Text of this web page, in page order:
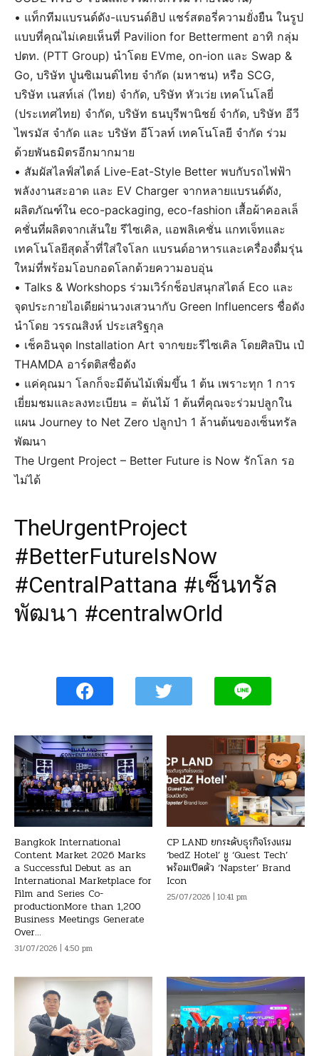
• แท็กทีมแบรนด์ดัง-แบรนด์ฮิป แชร์สตอรี่ความยั่งยืน ในรูป
แบบที่คุณไม่เคยเห็นที่ Pavilion for Betterment อาทิ กลุ่ม
ปตท. (PTT Group) นำโดย EVme, on-ion และ Swap &
Go, บริษัท ปูนซิเมนต์ไทย จำกัด (มหาชน) หรือ SCG,
บริษัท เนสท์เล่ (ไทย) จำกัด, บริษัท หัวเว่ย เทคโนโลยี่
(ประเทศไทย) จํากัด, บริษัท ธนบุรีพานิชย์ จำกัด, บริษัท อีวี
ไพรมัส จำกัด และ บริษัท อีโวลท์ เทคโนโลยี จำกัด ร่วม
ด้วยพันธมิตรอีกมากมาย
• สัมผัสไลฟ์สไตล์ Live-Eat-Style Better พบกับรถไฟฟ้า
พลังงานสะอาด และ EV Charger จากหลายแบรนด์ดัง,
ผลิตภัณฑ์ใน eco-packaging, eco-fashion เสื้อผ้าคอลเล็
คชั่นที่ผลิตจากเส้นใย รีไซเคิล, แอพลิเคชั่น แกทเจ็ทและ
เทคโนโลยีสุดล้ำที่ใส่ใจโลก แบรนด์อาหารและเครื่องดื่มรุ่น
ใหม่ที่พร้อมโอบกอดโลกด้วยความอบอุ่น
• Talks & Workshops ร่วมเวิร์กช็อปสนุกสไตล์ Eco และ
จุดประกายไอเดียผ่านวงเสวนากับ Green Influencers ชื่อดัง
นำโดย วรรณสิงห์ ประเสริฐกุล
• เช็คอินจุด Installation Art จากขยะรีไซเคิล โดยศิลปิน เป๋
THAMDA อาร์ตติสชื่อดัง
• แค่คุณมา โลกก็จะมีต้นไม้เพิ่มขึ้น 1 ต้น เพราะทุก 1 การ
เยี่ยมชมและลงทะเบียน = ต้นไม้ 1 ต้นที่คุณจะร่วมปลูกใน
แผน Journey to Net Zero ปลูกป่า 1 ล้านต้นของเซ็นทรัล
พัฒนา
The Urgent Project – Better Future is Now รักโลก รอ
ไม่ได้
TheUrgentProject
#BetterFutureIsNow
#CentralPattana #เซ็นทรัล
พัฒนา #centralwOrld
Bangkok International
Content Market 2026 Marks
a Successful Debut as an
International Marketplace for
Film and Series Co-
productionMore than 1,200
Business Meetings Generate
Over...
31/07/2026 | 4:50 pm
CP LAND ยกระดับธุรกิจโรงแรม
‘bedZ Hotel’ ชู ‘Guest Tech’
พร้อมเปิดตัว ‘Napster’ Brand
Icon
25/07/2026 | 10:41 pm